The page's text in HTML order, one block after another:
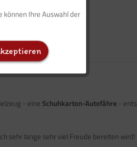
- eine Schuhkarton-Autofähre -
sehr lange sehr viel Freude bereiten wird!
Inaktiv
können Ihre Auswahl der